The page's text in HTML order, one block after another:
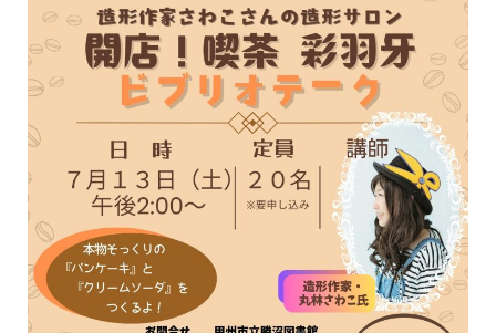
よくあるご質問
マンガ「雨宮敬二郎」
スポンサー企業
リンク集
申請書ダウンロード